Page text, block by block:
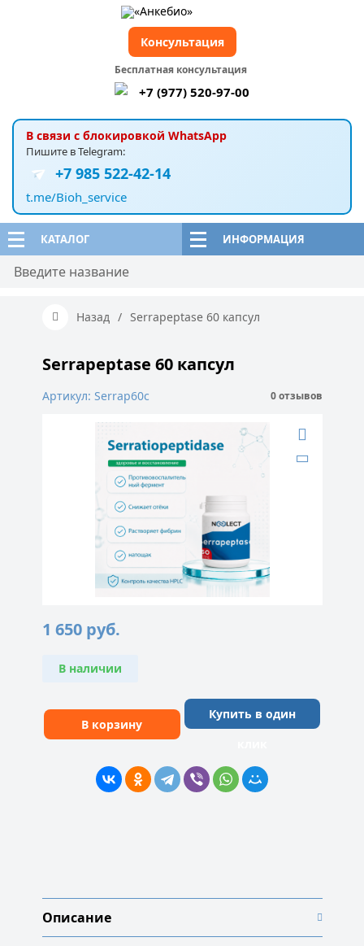
КАТАЛОГ ИНФОРМАЦИЯ
В связи с блокировкой WhatsApp
Пишите в Telegram:
+7 985 522-42-14
t.me/Bioh_service
Бесплатная консультация
+7 (977) 520-97-00
Консультация
Назад / Serrapeptase 60 капсул
Serrapeptase 60 капсул
Артикул: Serrap60с 0 отзывов
1 650 руб.
В наличии
В корзину
Купить в один
Описание